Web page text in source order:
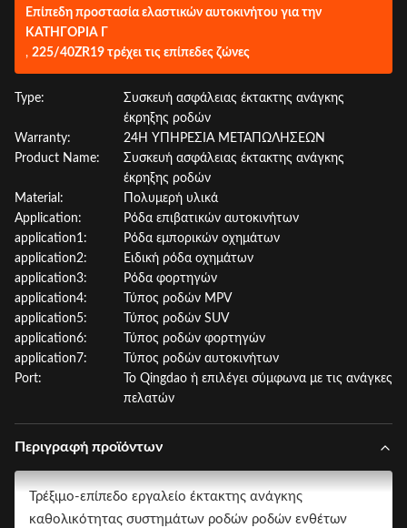
Επίπεδη προστασία ελαστικών αυτοκινήτου για την
ΚΑΤΗΓΟΡΊΑ Γ
, 225/40ZR19 τρέχει τις επίπεδες ζώνες
Type:
Συσκευή ασφάλειας έκτακτης ανάγκης
έκρηξης ροδών
Warranty:
24H ΥΠΗΡΕΣΙΑ ΜΕΤΑΠΩΛΗΣΕΩΝ
Product Name:
Συσκευή ασφάλειας έκτακτης ανάγκης
έκρηξης ροδών
Material:
Πολυμερή υλικά
Application:
Ρόδα επιβατικών αυτοκινήτων
application1:
Ρόδα εμπορικών οχημάτων
application2:
Ειδική ρόδα οχημάτων
application3:
Ρόδα φορτηγών
application4:
Τύπος ροδών MPV
application5:
Τύπος ροδών SUV
application6:
Τύπος ροδών φορτηγών
application7:
Τύπος ροδών αυτοκινήτων
Port:
Το Qingdao ή επιλέγει σύμφωνα με τις ανάγκες
πελατών
Περιγραφή προϊόντων
Τρέξιμο-επίπεδο εργαλείο έκτακτης ανάγκης
καθολικότητας συστημάτων ροδών ροδών ενθέτων